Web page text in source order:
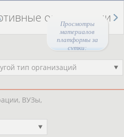
Просмотры
материалов
платформы за
сутки:
организации
тип организаций
ВУЗы,